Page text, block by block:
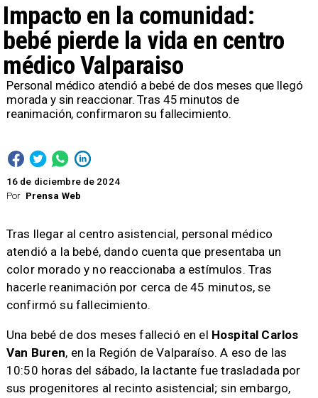
Por Prensa Web
Impacto en la comunidad:
bebé pierde la vida en centro
médico Valparaiso
16 de diciembre de 2024
Personal médico atendió a bebé de dos meses que llegó
morada y sin reaccionar. Tras 45 minutos de
reanimación, confirmaron su fallecimiento.
Tras llegar al centro asistencial, personal médico
atendió a la bebé, dando cuenta que presentaba un
color morado y no reaccionaba a estímulos. Tras
hacerle reanimación por cerca de 45 minutos, se
confirmó su fallecimiento.
Una bebé de dos meses falleció en el Hospital Carlos
Van Buren, en la Región de Valparaíso. A eso de las
10:50 horas del sábado, la lactante fue trasladada por
sus progenitores al recinto asistencial; sin embargo,